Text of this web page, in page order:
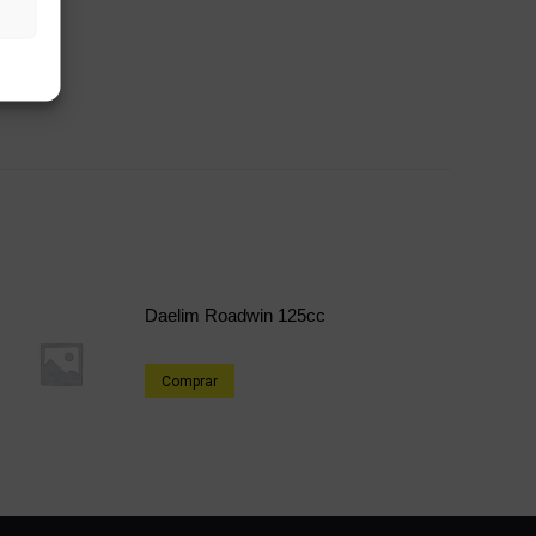
Daelim Roadwin 125cc
Comprar